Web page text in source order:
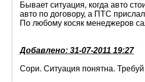
Бывает ситуация, когда авто
авто по договору, а ПТС
По любому косяк менеджеров
Добавлено: 31-07-2011 19:27
Сори. Ситуация понятна. Требуй